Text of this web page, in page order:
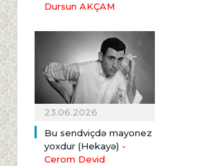
Dursun AKÇAM
23.06.2026
Bu sendviçdə mayonez
yoxdur (Hekayə) -
Cerom Devid